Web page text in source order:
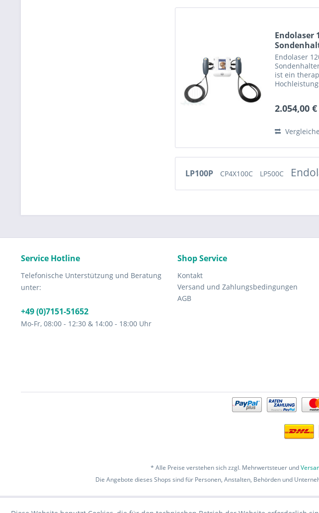
Endolaser
Endolaser
ist ein
es gibt dem
wirksame...
2.054,00
LP100P CP4X100C LP500C
Service Hotline
Telefonische Unterstützung und Beratung
unter:
+49 (0)7151-51652
Mo-Fr, 08:00 - 12:30 & 14:00 - 18:00 Uhr
Shop Service
Kontakt
Versand und Zahlungsbedingungen
AGB
* Alle Preise verstehen sich zzgl. Mehrwertsteuer und
Die Angebote dieses Shops sind für Personen, Anstalten, Behörden und